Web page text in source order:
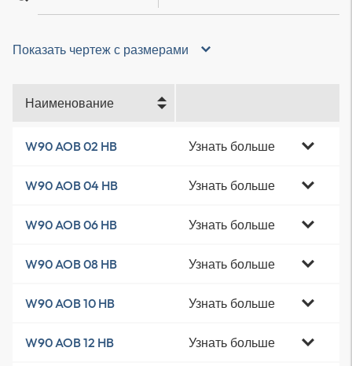
Показать чертеж с размерами
Наименование
W90 AOB 02 HB Узнать больше
W90 AOB 04 HB Узнать больше
W90 AOB 06 HB Узнать больше
W90 AOB 08 HB Узнать больше
W90 AOB 10 HB Узнать больше
W90 AOB 12 HB Узнать больше